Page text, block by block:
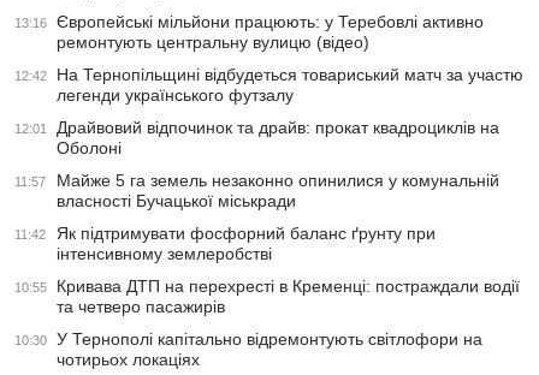
13:16
Європейські мільйони працюють: у Теребовлі активно
ремонтують центральну вулицю (відео)
12:42
На Тернопільщині відбудеться товариський матч за участю
легенди українського футзалу
12:01
Драйвовий відпочинок та драйв: прокат квадроциклів на
Оболоні
11:57
Майже 5 га земель незаконно опинилися у комунальній
власності Бучацької міськради
11:42
Як підтримувати фосфорний баланс ґрунту при
інтенсивному землеробстві
10:55
Кривава ДТП на перехресті в Кременці: постраждали водії
та четверо пасажирів
10:30
У Тернополі капітально відремонтують світлофори на
чотирьох локаціях